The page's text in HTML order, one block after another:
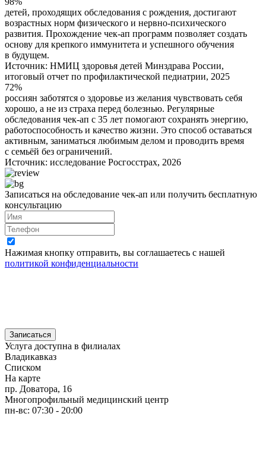
детей, проходящих обследования с рождения, достигают
возрастных норм физического и нервно-психического
развития. Прохождение чек-ап программ позволяет создать
основу для крепкого иммунитета и успешного обучения
в будущем.
Источник: НМИЦ здоровья детей Минздрава России,
итоговый отчет по профилактической педиатрии, 2025
72%
россиян заботятся о здоровье из желания чувствовать себя
хорошо, а не из страха перед болезнью. Регулярные
обследования чек-ап с 35 лет помогают сохранять энергию,
работоспособность и качество жизни. Это способ оставаться
активным, заниматься любимым делом и проводить время
с семьёй без ограничений.
Источник: исследование Росгосстрах, 2026
Записаться на обследование чек-ап или получить бесплатную
консультацию
Нажимая кнопку отправить, вы соглашаетесь с нашей
политикой конфиденциальности
Записаться
Услуга доступна в филиалах
Владикавказ
Списком
На карте
пр. Доватора, 16
Многопрофильный медицинский центр
пн-вс: 07:30 - 20:00